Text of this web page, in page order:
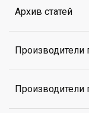
Архив статей
Производители
Производители